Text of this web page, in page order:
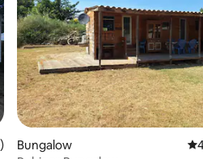
Bewertung: 5 von 5, 14
Bungalow